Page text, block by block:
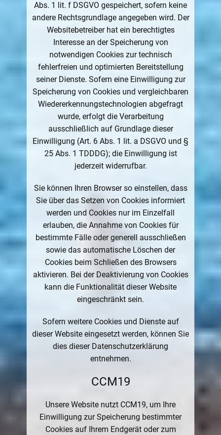
Abs. 1 lit. f DSGVO gespeichert, sofern keine
andere Rechtsgrundlage angegeben wird. Der
Websitebetreiber hat ein berechtigtes
Interesse an der Speicherung von
notwendigen Cookies zur technisch
fehlerfreien und optimierten Bereitstellung
seiner Dienste. Sofern eine Einwilligung zur
Speicherung von Cookies und vergleichbaren
Wiedererkennungstechnologien abgefragt
wurde, erfolgt die Verarbeitung
ausschließlich auf Grundlage dieser
Einwilligung (Art. 6 Abs. 1 lit. a DSGVO und §
25 Abs. 1 TDDDG); die Einwilligung ist
jederzeit widerrufbar.
Sie können Ihren Browser so einstellen, dass
Sie über das Setzen von Cookies informiert
werden und Cookies nur im Einzelfall
erlauben, die Annahme von Cookies für
bestimmte Fälle oder generell ausschließen
sowie das automatische Löschen der
Cookies beim Schließen des Browsers
aktivieren. Bei der Deaktivierung von Cookies
kann die Funktionalität dieser Website
eingeschränkt sein.
Sofern weitere Cookies und Dienste auf
dieser Website eingesetzt werden, können Sie
dies dieser Datenschutzerklärung
entnehmen.
CCM19
Unsere Website nutzt CCM19, um Ihre
Einwilligung zur Speicherung bestimmter
Cookies auf Ihrem Endgerät oder zum